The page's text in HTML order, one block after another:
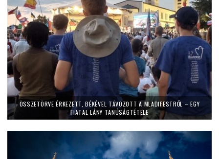
ÖSSZETÖRVE ÉRKEZETT, BÉKÉVEL TÁVOZOTT A MLADIFESTRŐL – EGY
FIATAL LÁNY TANÚSÁGTÉTELE